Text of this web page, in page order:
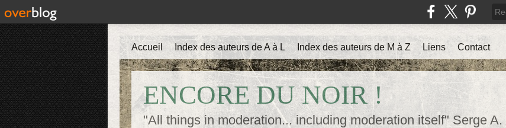
ENCORE DU NOIR !
"All things in moderation... including moderation itself" Serge A.
Accueil Index des auteurs de A à L Index des auteurs de M à Z Liens Contact